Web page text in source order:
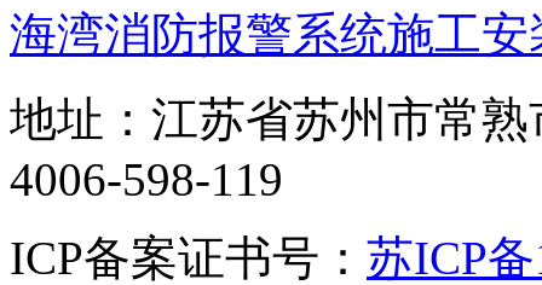
海湾消防报警系统施工
地址：江苏省苏州市常
4006-598-119
ICP备案证书号： 苏ICP